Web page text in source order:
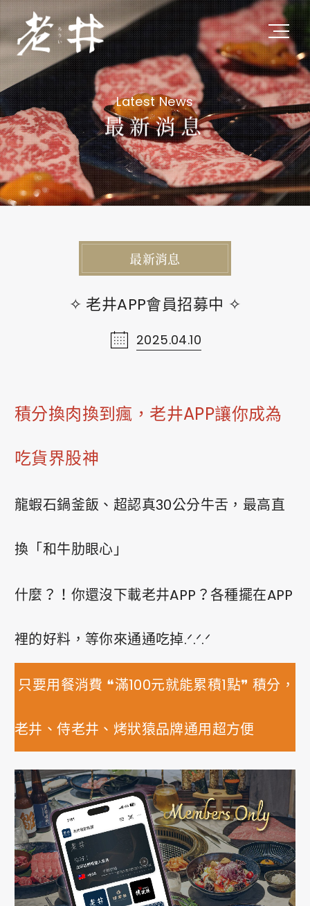
關於老井
About Us
私たちについて
最新消息
Latest News
関連ブランド
線上購物
聯絡我們
Contact Us
網站導覽
Sitemap
PRIVACY FACEBOOK INSTAGRAM
Latest News
最新消息
最新消息
✧ 老井APP會員招募中 ✧
2025.04.10
積分換肉換到瘋，老井APP讓你成為
吃貨界股神
龍蝦石鍋釜飯、超認真30公分牛舌，最高直
換「和牛肋眼心」
什麼？！你還沒下載老井APP？各種擺在APP
裡的好料，等你來通通吃掉.ᐟ.ᐟ.ᐟ
只要用餐消費 ❝滿100元就能累積1點❞ 積分，
老井、侍老井、烤狀猿品牌通用超方便